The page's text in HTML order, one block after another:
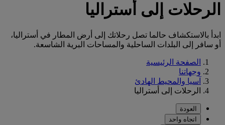
الرحلات إلى أستراليا
ابدأ بالاستكشاف حالما تصل رحلاتك إلى أرض المطار في أستراليا،
أو سافر إلى البلدات الساحلية والمساحات البرية الشاسعة.
الصفحة الرئيسية
وجهاتنا
آسيا والمحيط الهادئ
الرحلات إلى أستراليا
العودة
اتجاه واحد